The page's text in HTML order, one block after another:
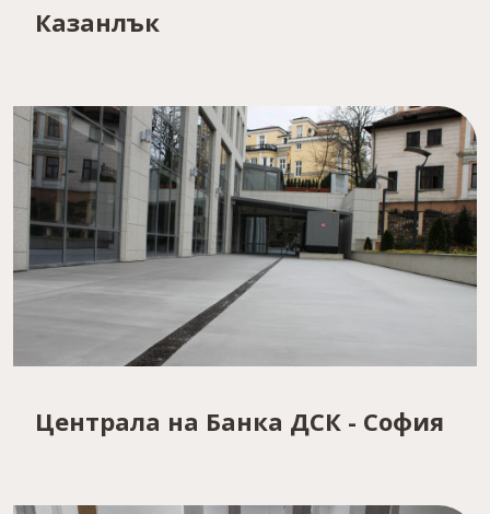
Казанлък
Централа на Банка ДСК - София